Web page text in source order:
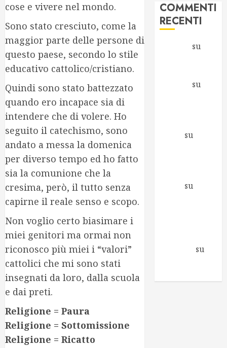
cose e vivere nel mondo.
Sono stato cresciuto, come la
maggior parte delle persone di
questo paese, secondo lo stile
educativo cattolico/cristiano.
Quindi sono stato battezzato
quando ero incapace sia di
intendere che di volere. Ho
seguito il catechismo, sono
andato a messa la domenica
per diverso tempo ed ho fatto
sia la comunione che la
cresima, però, il tutto senza
capirne il reale senso e scopo.
Non voglio certo biasimare i
miei genitori ma ormai non
riconosco più miei i “valori”
cattolici che mi sono stati
insegnati da loro, dalla scuola
e dai preti.
Religione = Paura
Religione = Sottomissione
Religione = Ricatto
COMMENTI
RECENTI
su
su
su
su
su